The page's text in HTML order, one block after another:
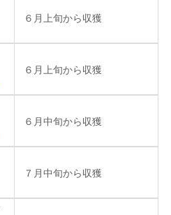
６月上旬から収獲
６月上旬から収獲
６月中旬から収獲
７月中旬から収獲